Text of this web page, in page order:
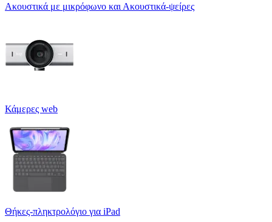
Ακουστικά με μικρόφωνο και Ακουστικά-ψείρες
Κάμερες web
Θήκες-πληκτρολόγιο για iPad